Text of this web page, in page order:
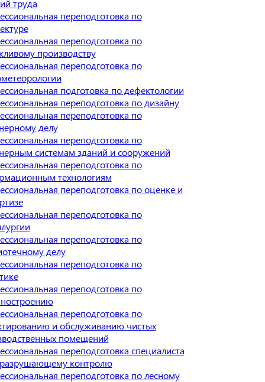
труда
переподготовка по
переподготовка по
производству
переподготовка по
подготовка по дефектологии
переподготовка по дизайну
переподготовка по
делу
переподготовка по
системам зданий и сооружений
переподготовка по
технологиям
переподготовка по оценке и
переподготовка по
переподготовка по
делу
переподготовка по
переподготовка по
переподготовка по
и обслуживанию чистых
помещений
переподготовка специалиста
контролю
переподготовка по лесному